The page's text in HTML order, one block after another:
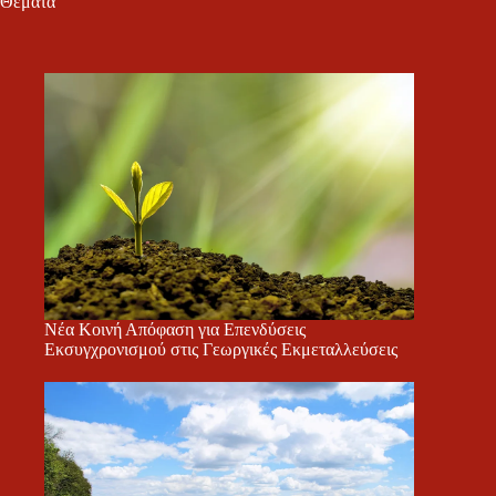
Νέα Κοινή Απόφαση για Επενδύσεις
Εκσυγχρονισμού στις Γεωργικές Εκμεταλλεύσεις